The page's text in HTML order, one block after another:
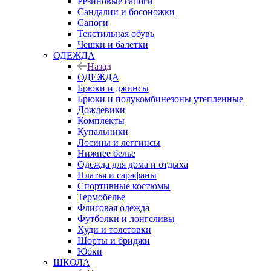
Сандалии и босоножки
Сапоги
Текстильная обувь
Чешки и балетки
ОДЕЖДА
Назад
ОДЕЖДА
Брюки и джинсы
Брюки и полукомбинезоны утепленные
Дождевики
Комплекты
Купальники
Лосины и леггинсы
Нижнее белье
Одежда для дома и отдыха
Платья и сарафаны
Спортивные костюмы
Термобелье
Флисовая одежда
Футболки и лонгсливы
Худи и толстовки
Шорты и бриджи
Юбки
ШКОЛА